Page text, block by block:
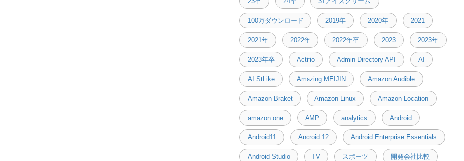
100万ダウンロード 2019年 2020年 2021
2021年 2022年 2022年卒 2023 2023年
2023年卒 Actifio Admin Directory API AI
AI StLike Amazing MEIJIN Amazon Audible
Amazon Braket Amazon Linux Amazon Location
amazon one AMP analytics Android
Android11 Android 12 Android Enterprise Essentials
Android Studio TV スポーツ 開発会社比較